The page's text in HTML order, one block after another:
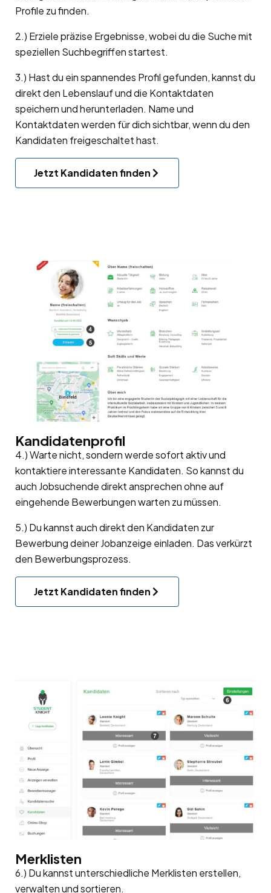
Profile zu finden.
2.) Erziele präzise Ergebnisse, wobei du die Suche mit
speziellen Suchbegriffen startest.
3.) Hast du ein spannendes Profil gefunden, kannst du
direkt den Lebenslauf und die Kontaktdaten
speichern und herunterladen. Name und
Kontaktdaten werden für dich sichtbar, wenn du den
Kandidaten freigeschaltet hast.
Jetzt Kandidaten finden
Kandidatenprofil
4.) Warte nicht, sondern werde sofort aktiv und
kontaktiere interessante Kandidaten. So kannst du
auch Jobsuchende direkt ansprechen ohne auf
eingehende Bewerbungen warten zu müssen.
5.) Du kannst auch direkt den Kandidaten zur
Bewerbung deiner Jobanzeige einladen. Das verkürzt
den Bewerbungsprozess.
Jetzt Kandidaten finden
Merklisten
6.) Du kannst unterschiedliche Merklisten erstellen,
verwalten und sortieren.